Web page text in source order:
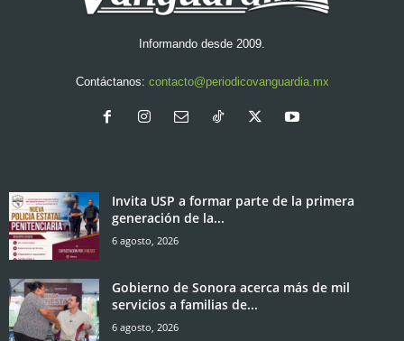
Informando desde 2009.
Contáctanos: contacto@periodicovanguardia.mx
Invita USP a formar parte de la primera
generación de la...
6 agosto, 2026
Gobierno de Sonora acerca más de mil
servicios a familias de...
6 agosto, 2026